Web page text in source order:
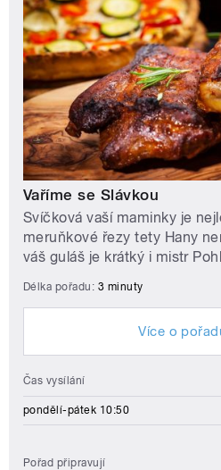
Vaříme se Slávkou
Svíčková vaší maminky je
meruňkové řezy tety Hany
váš guláš je krátký i mistr
Délka pořadu: 3 minuty
Více o
Čas vysílání
pondělí-pátek 10:50
Pořad připravují